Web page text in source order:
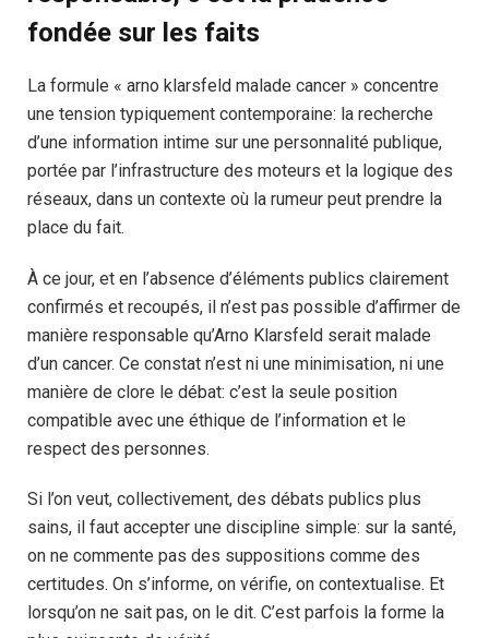
fondée sur les faits
La formule « arno klarsfeld malade cancer » concentre
une tension typiquement contemporaine: la recherche
d’une information intime sur une personnalité publique,
portée par l’infrastructure des moteurs et la logique des
réseaux, dans un contexte où la rumeur peut prendre la
place du fait.
À ce jour, et en l’absence d’éléments publics clairement
confirmés et recoupés, il n’est pas possible d’affirmer de
manière responsable qu’Arno Klarsfeld serait malade
d’un cancer. Ce constat n’est ni une minimisation, ni une
manière de clore le débat: c’est la seule position
compatible avec une éthique de l’information et le
respect des personnes.
Si l’on veut, collectivement, des débats publics plus
sains, il faut accepter une discipline simple: sur la santé,
on ne commente pas des suppositions comme des
certitudes. On s’informe, on vérifie, on contextualise. Et
lorsqu’on ne sait pas, on le dit. C’est parfois la forme la